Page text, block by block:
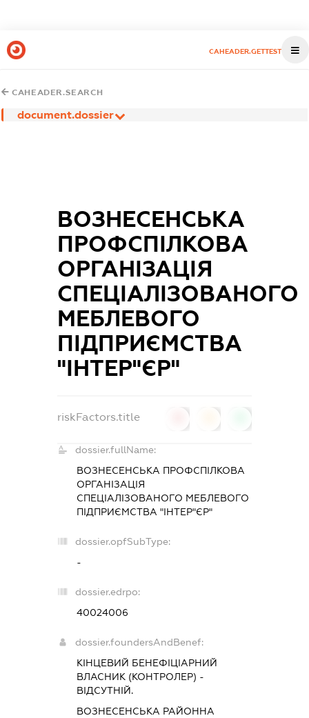
CAHEADER.GETTEST
CAHEADER.SEARCH
document.dossier
ВОЗНЕСЕНСЬКА
ПРОФСПІЛКОВА
ОРГАНІЗАЦІЯ
СПЕЦІАЛІЗОВАНОГО
МЕБЛЕВОГО
ПІДПРИЄМСТВА
"ІНТЕР"ЄР"
riskFactors.title
dossier.fullName:
ВОЗНЕСЕНСЬКА ПРОФСПІЛКОВА
ОРГАНІЗАЦІЯ
СПЕЦІАЛІЗОВАНОГО МЕБЛЕВОГО
ПІДПРИЄМСТВА "ІНТЕР"ЄР"
dossier.opfSubType:
-
dossier.edrpo:
40024006
dossier.foundersAndBenef:
КІНЦЕВИЙ БЕНЕФІЦІАРНИЙ
ВЛАСНИК (КОНТРОЛЕР) -
ВІДСУТНІЙ.
ВОЗНЕСЕНСЬКА РАЙОННА